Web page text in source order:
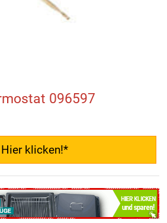
096597
Hier klicken!*